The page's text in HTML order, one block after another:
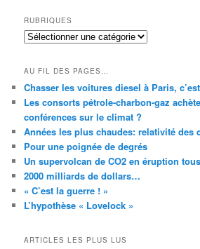
RUBRIQUES
RUBRIQUES
AU FIL DES PAGES…
Chasser les voitures diesel à Paris,
Les consorts pétrole-charbon-gaz
conférences sur le climat ?
Années les plus chaudes: relativité des
Pour une poignée de degrés
Un supervolcan de CO2 en éruption
2000 milliards de dollars…
« C’est la guerre ! »
L’hypothèse « Lovelock »
ARTICLES LES PLUS LUS